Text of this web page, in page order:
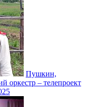
Пушкин,
оркестр – телепроект